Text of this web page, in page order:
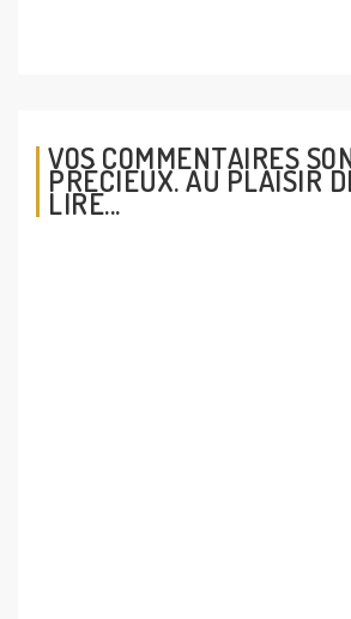
VOS COMMENTAIRES
PRÉCIEUX. AU PLAISIR
LIRE...